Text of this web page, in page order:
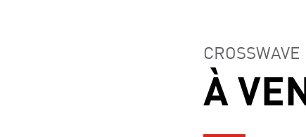
CROSSWAVE
À